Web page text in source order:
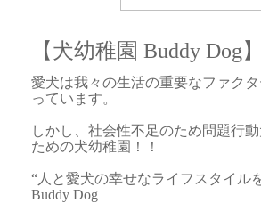
【犬幼稚園 Buddy Dog
愛犬は我々の生活の重要なファク
っています。
しかし、社会性不足のため問題行
ための犬幼稚園！！
“人と愛犬の幸せなライフスタイ
Buddy Dog